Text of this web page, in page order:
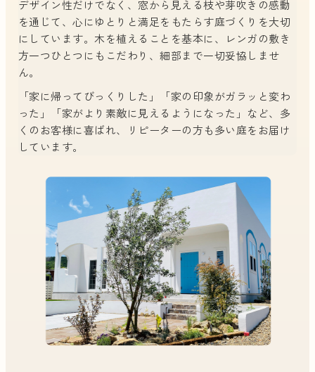
デザイン性だけでなく、窓から見える枝や芽吹きの感動
を通じて、心にゆとりと満足をもたらす庭づくりを大切
にしています。木を植えることを基本に、レンガの敷き
方一つひとつにもこだわり、細部まで一切妥協しませ
ん。
「家に帰ってびっくりした」「家の印象がガラッと変わ
った」「家がより素敵に見えるようになった」など、多
くのお客様に喜ばれ、リピーターの方も多い庭をお届け
しています。